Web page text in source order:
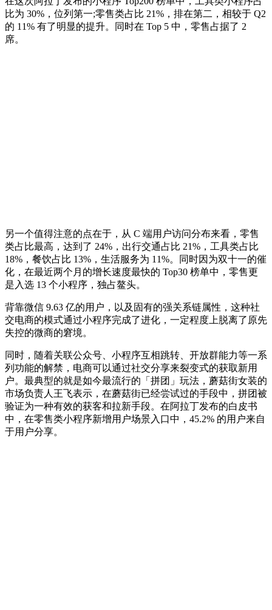
比为 30%，位列第一;零售类占比 21%，排在第二，相较于 Q2
的 11% 有了明显的提升。同时在 Top 5 中，零售占据了 2
席。
另一个值得注意的点在于，从 C 端用户访问分布来看，零售
类占比最高，达到了 24%，出行交通占比 21%，工具类占比
18%，餐饮占比 13%，生活服务为 11%。同时因为双十一的催
化，在最近两个月的增长速度最快的 Top30 榜单中，零售更
是入选 13 个小程序，独占鳌头。
背靠微信 9.63 亿的用户，以及固有的强关系链属性，这种社
交电商的模式通过小程序完成了进化，一定程度上脱离了原先
失控的微商的窘境。
同时，随着关联公众号、小程序互相跳转、开放群能力等一系
列功能的解禁，电商可以通过社交分享来裂变式的获取新用
户。最典型的就是如今最流行的「拼团」玩法，蘑菇街女装的
市场负责人王飞表示，在蘑菇街已经尝试过的手段中，拼团被
验证为一种有效的获客和拉新手段。在阿拉丁发布的白皮书
中，在零售类小程序新增用户场景入口中，45.2% 的用户来自
于用户分享。